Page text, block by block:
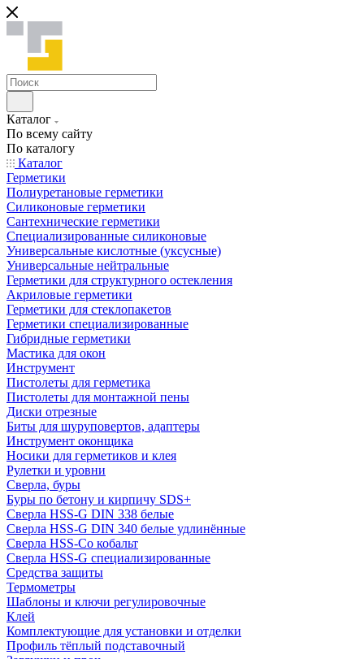
Каталог
По всему сайту
По каталогу
Каталог
Герметики
Полиуретановые герметики
Силиконовые герметики
Сантехнические герметики
Специализированные силиконовые
Универсальные кислотные (уксусные)
Универсальные нейтральные
Герметики для структурного остекления
Акриловые герметики
Герметики для стеклопакетов
Герметики специализированные
Гибридные герметики
Мастика для окон
Инструмент
Пистолеты для герметика
Пистолеты для монтажной пены
Диски отрезные
Биты для шуруповертов, адаптеры
Инструмент оконщика
Носики для герметиков и клея
Рулетки и уровни
Сверла, буры
Буры по бетону и кирпичу SDS+
Сверла HSS-G DIN 338 белые
Сверла HSS-G DIN 340 белые удлинённые
Сверла HSS-Co кобальт
Сверла HSS-G специализированные
Средства защиты
Термометры
Шаблоны и ключи регулировочные
Клей
Комплектующие для установки и отделки
Профиль тёплый подставочный